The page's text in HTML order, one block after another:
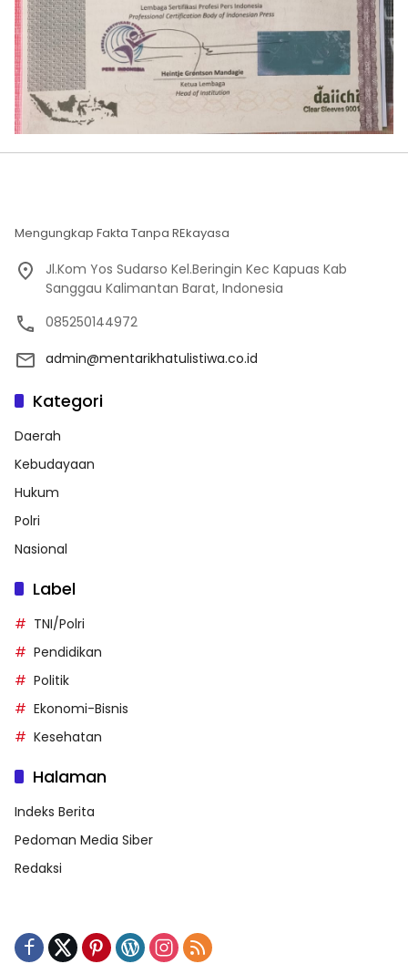
Mengungkap Fakta Tanpa REkayasa
Jl.Kom Yos Sudarso Kel.Beringin Kec Kapuas Kab
Sanggau Kalimantan Barat, Indonesia
085250144972
admin@mentarikhatulistiwa.co.id
Kategori
Daerah
Kebudayaan
Hukum
Polri
Nasional
Label
TNI/Polri
Pendidikan
Politik
Ekonomi-Bisnis
Kesehatan
Halaman
Indeks Berita
Pedoman Media Siber
Redaksi